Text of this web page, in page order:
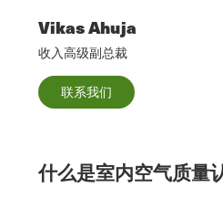
Vikas Ahuja
收入高级副总裁
联系我们
什么是室内空气质量